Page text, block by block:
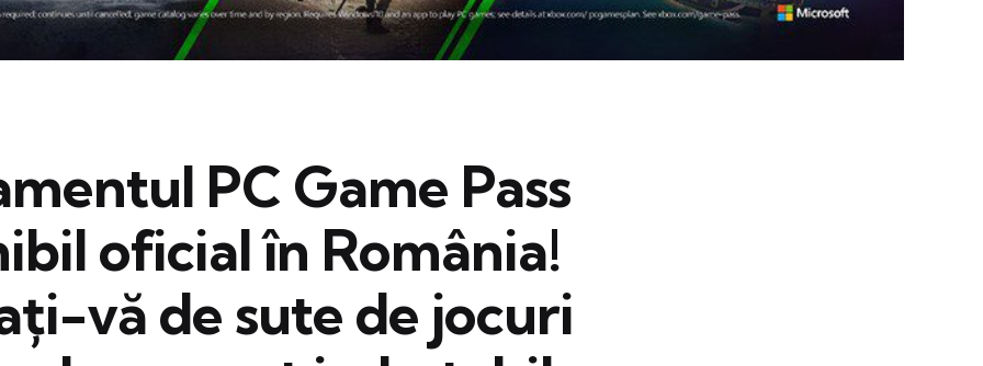
PC Game Pass
oficial în România!
vă de sute de jocuri